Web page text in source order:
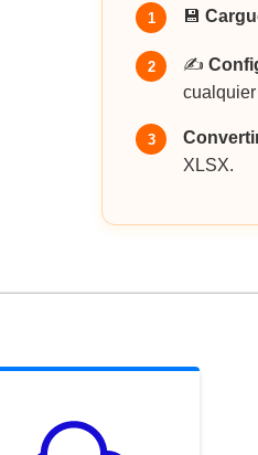
1 💾
2 ✍️
3
XLSX.